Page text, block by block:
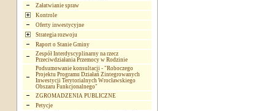
Załatwianie spraw
Kontrole
Oferty inwestycyjne
Strategia rozwoju
Raport o Stanie Gminy
Zespół Interdyscyplinarny na rzecz
Przeciwdziałania Przemocy w Rodzinie
Podsumowanie konsultacji - "Roboczego
Projektu Programu Działań Zintegrowanych
Inwestycji Terytorialnych Wrocławskiego
Obszaru Funkcjonalnego"
ZGROMADZENIA PUBLICZNE
Petycje